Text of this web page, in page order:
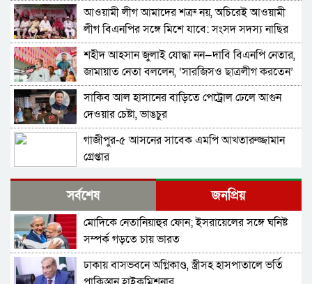
আওয়ামী লীগ আমাদের শত্রু নয়, অচিরেই আওয়ামী
লীগ বিএনপির সঙ্গে মিশে যাবে: সংসদ সদস্য নাছির
শহীদ আহসান জুলাই যোদ্ধা নন—দাবি বিএনপি নেতার,
জামায়াত নেতা বললেন, ‘সারজিসও ছাত্রলীগ করতেন’
সাকিব আল হাসানের বাড়িতে পেট্রোল ঢেলে আগুন
দেওয়ার চেষ্টা, ভাঙচুর
গাজীপুর-৫ আসনের সাবেক এমপি আখতারুজ্জামান
গ্রেপ্তার
ফেনীর পুলিশ সুপার; যত কিছুই করি না কেন, কারোরই
মন রক্ষা করতে পারি না
জুলাই গণঅভ্যুত্থান দিবসে হবিগঞ্জে শহীদদের প্রতি
জেলা পুলিশের শ্রদ্ধা
মৌলভীবাজারে যথাযোগ্য মর্যাদায় পালিত জুলাই
সর্বশেষ জনপ্রিয়
মোদিকে নেতানিয়াহুর ফোন; ইসরায়েলের সঙ্গে ঘনিষ্ট
সম্পর্ক গড়তে চায় ভারত
ঢাকায় বাসভবনে অগ্নিকাণ্ড, স্ত্রীসহ হাসপাতালে ভর্তি